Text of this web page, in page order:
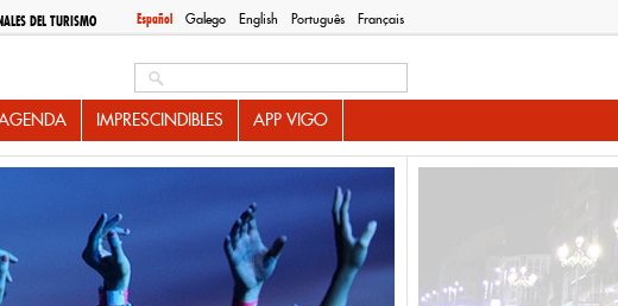
Español Galego English Português Français
DEL TURISMO
IMPRESCINDIBLES APP VIGO